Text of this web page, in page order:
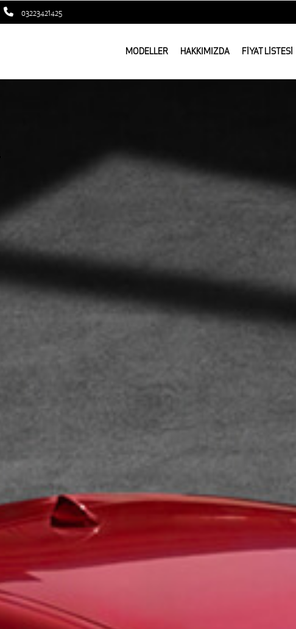
03223421425
MODELLER HAKKIMIZDA FİYAT LİSTESİ